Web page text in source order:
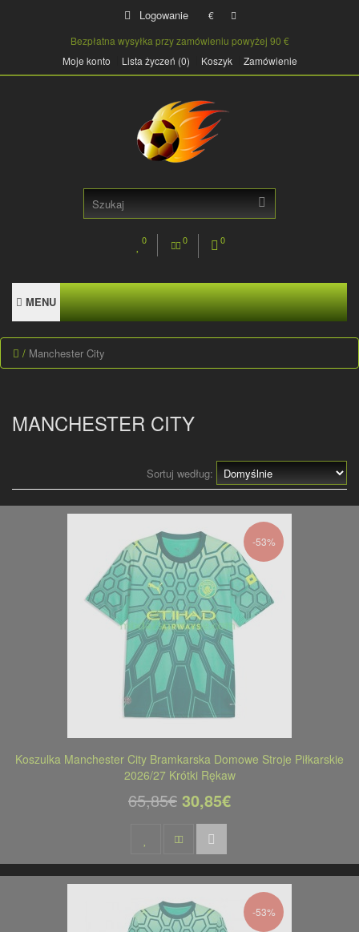
Logowanie
€
Bezpłatna wysyłka przy zamówieniu powyżej 90 €
Moje konto
Lista życzeń (0) Koszyk Zamówienie
0 0 0
MENU
Manchester City
MANCHESTER CITY
Sortuj według:
-53%
Koszulka Manchester City Bramkarska Domowe Stroje Piłkarskie
2026/27 Krótki Rękaw
65,85€ 30,85€
-53%